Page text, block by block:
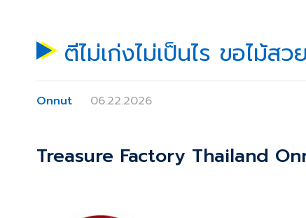
ตีไม่เก่งไม่เป็นไร ขอไม้ส
Onnut 06.22.2026
Treasure Factory Thailand